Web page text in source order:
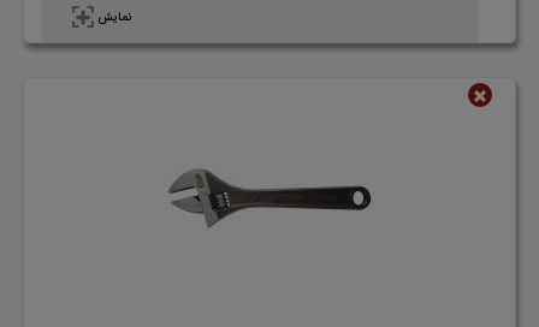
نمایش